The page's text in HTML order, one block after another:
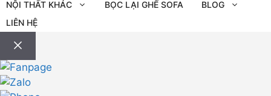
NỘI THẤT KHÁC
BỌC LẠI GHẾ SOFA
BLOG
LIÊN HỆ
Đóng